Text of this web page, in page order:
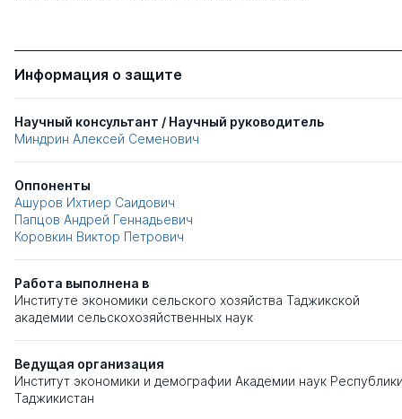
Информация о защите
Научный консультант / Научный руководитель
Миндрин Алексей Семенович
Оппоненты
Ашуров Ихтиер Саидович
Папцов Андрей Геннадьевич
Коровкин Виктор Петрович
Работа выполнена в
Институте экономики сельского хозяйства Таджикской
академии сельскохозяйственных наук
Ведущая организация
Институт экономики и демографии Академии наук
Таджикистан